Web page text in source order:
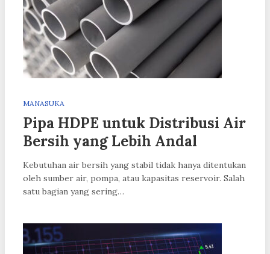
MANASUKA
Pipa HDPE untuk Distribusi Air
Bersih yang Lebih Andal
Kebutuhan air bersih yang stabil tidak hanya ditentukan
oleh sumber air, pompa, atau kapasitas reservoir. Salah
satu bagian yang sering…